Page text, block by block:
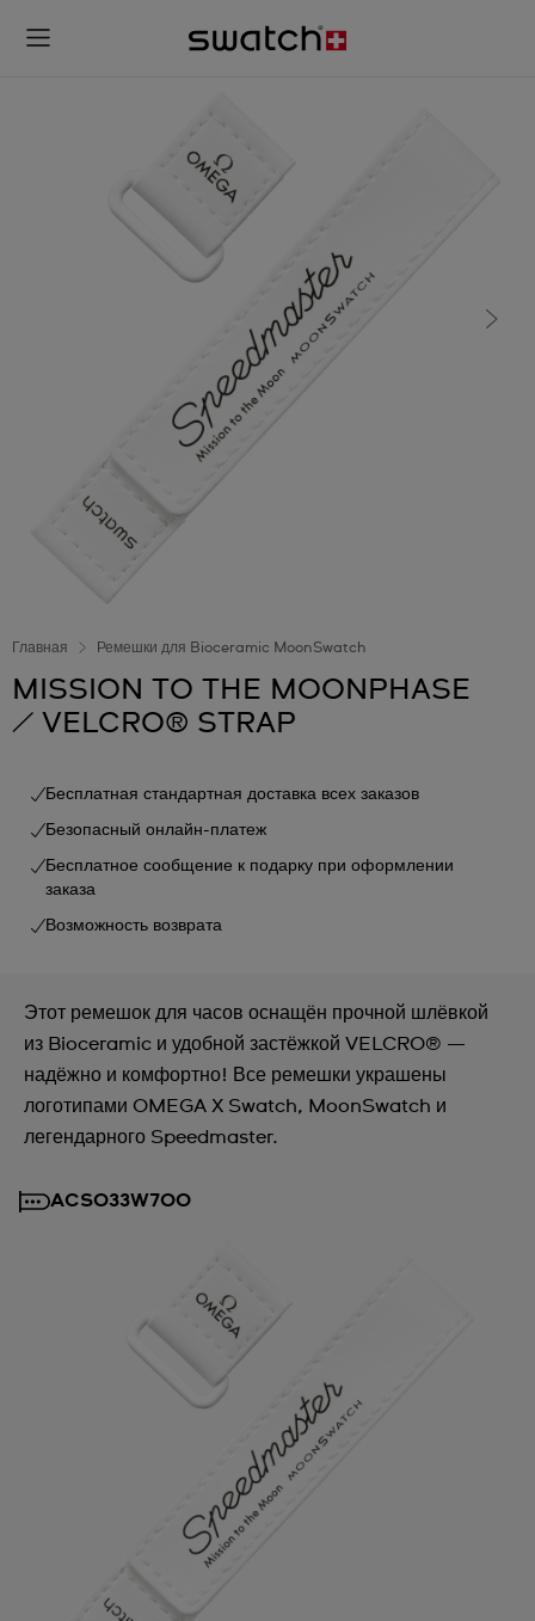
Главная Ремешки для Bioceramic MoonSwatch
MISSION TO THE MOONPHASE
/ VELCRO® STRAP
Бесплатная стандартная доставка всех заказов
Безопасный онлайн-платеж
Бесплатное сообщение к подарку при оформлении
заказа
Возможность возврата
Этот ремешок для часов оснащён прочной шлёвкой
из Bioceramic и удобной застёжкой VELCRO® —
надёжно и комфортно! Все ремешки украшены
логотипами OMEGA X Swatch, MoonSwatch и
легендарного Speedmaster.
ACSO33W700